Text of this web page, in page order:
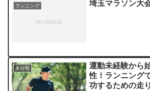
ランニング 埼玉マラソン大
未分類
運動未経験から
性！ランニング
功するための走